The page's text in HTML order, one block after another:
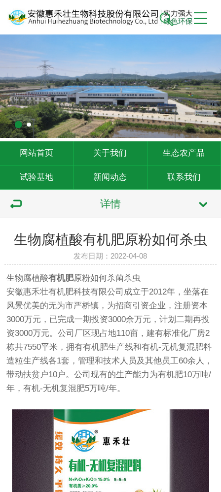
网站首页 关于我们 生态农产品
试验基地 新闻动态 联系我们
详情
生物腐植酸有机肥原粉如何杀虫
发布日期：2022-04-08
生物腐植酸有机肥原粉如何杀菌杀虫
安徽惠禾壮有机肥科技有限公司成立于2012年，坐落在
风景优美的无为市严桥镇，为招商引资企业，注册资本
3000万元，已完成一期投资3000余万元，计划二期再投
资3000万元。公司厂区现占地110亩，建有标准化厂房2
栋共7550平米，拥有有机肥生产线和有机-无机复混肥料
造粒生产线各1套，管理和技术人员及其他员工60余人，
带动扶贫户10户。公司现有的生产能力为有机肥10万吨/
年，有机-无机复混肥5万吨/年。